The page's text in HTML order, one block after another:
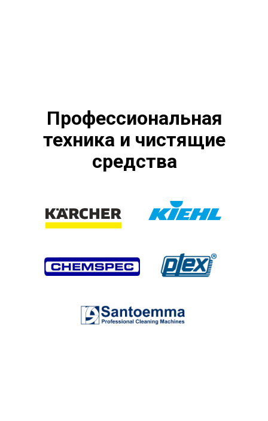
Профессиональная
техника и чистящие
средства